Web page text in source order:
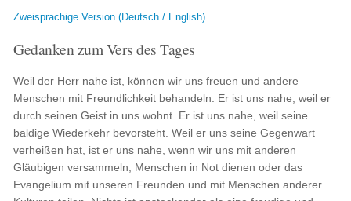
Zweisprachige Version (Deutsch / English)
Gedanken zum Vers des Tages
Weil der Herr nahe ist, können wir uns freuen und andere
Menschen mit Freundlichkeit behandeln. Er ist uns nahe, weil er
durch seinen Geist in uns wohnt. Er ist uns nahe, weil seine
baldige Wiederkehr bevorsteht. Weil er uns seine Gegenwart
verheißen hat, ist er uns nahe, wenn wir uns mit anderen
Gläubigen versammeln, Menschen in Not dienen oder das
Evangelium mit unseren Freunden und mit Menschen anderer